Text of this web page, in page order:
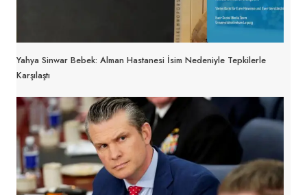
Yahya Sinwar Bebek: Alman Hastanesi İsim Nedeniyle Tepkilerle
Karşılaştı